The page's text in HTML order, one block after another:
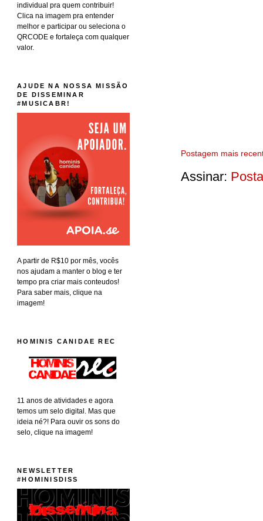
Postagem mais
Assinar:
individual pra quem contribuir!
Clica na imagem pra entender
melhor e participar ou seleciona o
QRCODE e fortaleça com qualquer
valor.
AJUDE NA NOSSA MISSÃO
DE DISSEMINAR
#MUSICABR!
A partir de R$10 por mês, vocês
nos ajudam a manter o blog e ter
tempo pra criar mais conteudos!
Para saber mais, clique na
imagem!
HOMINIS CANIDAE REC
11 anos de atividades e agora
temos um selo digital. Mas que
ideia né?! Para ouvir os sons do
selo, clique na imagem!
NEWSLETTER
#HOMINISDISS